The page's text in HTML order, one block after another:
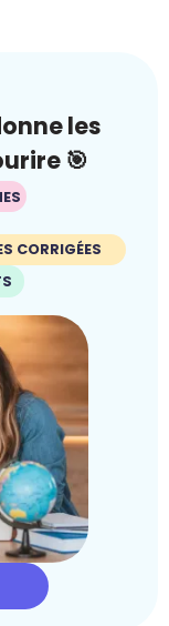
les
🎯
CORRIGÉES